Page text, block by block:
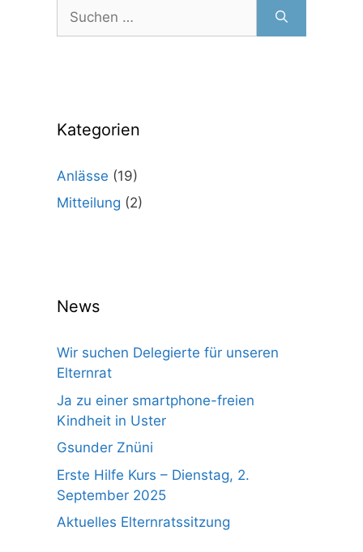
nach:
Kategorien
Anlässe (19)
Mitteilung (2)
News
Wir suchen Delegierte für unseren
Elternrat
Ja zu einer smartphone-freien
Kindheit in Uster
Gsunder Znüni
Erste Hilfe Kurs – Dienstag, 2.
September 2025
Aktuelles Elternratssitzung